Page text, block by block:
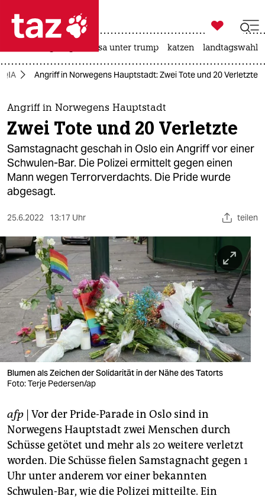
 taz zahl ich
taz zahl ich
themen
politik
öko
gesellschaft
kultur
sport
berlin
nord
wahrheit
verlag
verlag
shop
fragen & hilfe
unterstützen
abo

taz zahl ich
usa unter trump katzen landtagswahl
Angriff in Norwegens Hauptstadt: Zwei Tote und 20 Verletzte
Angriff in Norwegens Hauptstadt
Zwei Tote und 20 Verletzte
Samstagnacht geschah in Oslo ein Angriff vor einer
Schwulen-Bar. Die Polizei ermittelt gegen einen
Mann wegen Terrorverdachts. Die Pride wurde
abgesagt.
25.6.2022 13:17 Uhr teilen
Blumen als Zeichen der Solidarität in der Nähe des Tatorts
Foto: Terje Pedersen/ap
afp | Vor der Pride-Parade in Oslo sind in
Norwegens Hauptstadt zwei Menschen durch
Schüsse getötet und mehr als 20 weitere verletzt
worden. Die Schüsse fielen Samstagnacht gegen 1
Uhr unter anderem vor einer bekannten
Schwulen-Bar, wie die Polizei mitteilte. Ein